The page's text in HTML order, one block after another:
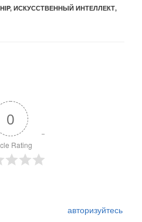
, ИСКУССТВЕННЫЙ ИНТЕЛЛЕКТ,
0
Rating
авторизуйтесь